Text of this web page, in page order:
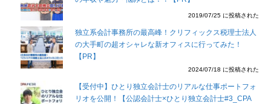
2019/07/25 に投稿された
独立系会計事務所の最高峰！クリフィックス税理士法人
の大手町の超オシャレな新オフィスに行ってみた！
【PR】
2024/07/18 に投稿された
【受付中】ひとり独立会計士のリアルな仕事ポートフォ
リオを公開！【公認会計士×ひとり独立会計士#3_CPA